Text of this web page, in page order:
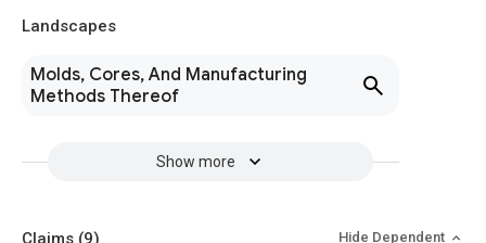
Landscapes
Molds, Cores, And Manufacturing
Methods Thereof
Show more
Claims (9) Hide Dependent